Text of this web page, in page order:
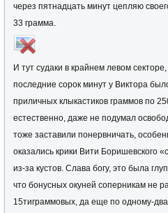
через пятнадцать минут цепляю
33 грамма.
И тут судаки в крайнем левом
последние сорок минут у Виктора
приличных клыкастиков граммов по
естественно, даже не подумал
тоже заставили понервничать,
оказались крики Вити Боришевского
из-за кустов. Слава богу, это была
что бонусных окуней соперникам не
15тиграммовых, да еще по одному-два